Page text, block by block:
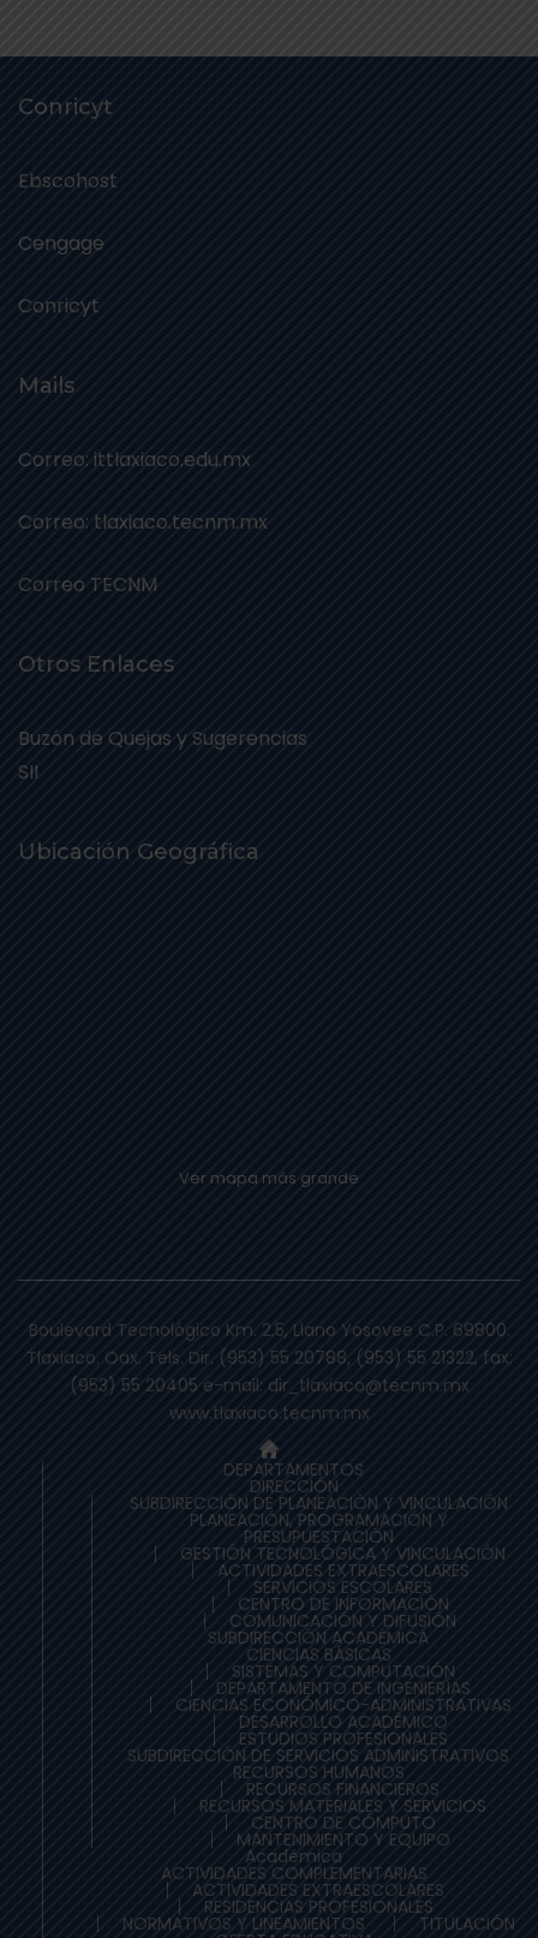
Conricyt
Ebscohost
Cengage
Conricyt
Mails
Correo: ittlaxiaco.edu.mx
Correo: tlaxiaco.tecnm.mx
Correo TECNM
Otros Enlaces
Buzón de Quejas y Sugerencias
SII
Ubicación Geográfica
Ver mapa más grande
Boulevard Tecnológico Km. 2.5, Llano Yosovee C.P. 69800.
Tlaxiaco. Oax. Tels. Dir. (953) 55 20788, (953) 55 21322, fax:
(953) 55 20405 e-mail: dir_tlaxiaco@tecnm.mx
www.tlaxiaco.tecnm.mx
DEPARTAMENTOS
DIRECCIÓN
SUBDIRECCIÓN DE PLANEACIÒN Y VINCULACIÓN
PLANEACIÓN, PROGRAMACIÓN Y
PRESUPUESTACIÓN
GESTIÓN TECNOLÓGICA Y VINCULACIÓN
ACTIVIDADES EXTRAESCOLARES
SERVICIOS ESCOLARES
CENTRO DE INFORMACIÓN
COMUNICACIÓN Y DIFUSIÓN
SUBDIRECCIÓN ACADÉMICA
CIENCIAS BÁSICAS
SISTEMAS Y COMPUTACIÓN
DEPARTAMENTO DE INGENIERÍAS
CIENCIAS ECONÓMICO-ADMINISTRATIVAS
DESARROLLO ACADÉMICO
ESTUDIOS PROFESIONALES
SUBDIRECCIÓN DE SERVICIOS ADMINISTRATIVOS
RECURSOS HUMANOS
RECURSOS FINANCIEROS
RECURSOS MATERIALES Y SERVICIOS
CENTRO DE CÓMPUTO
MANTENIMIENTO Y EQUIPO
Académica
ACTIVIDADES COMPLEMENTARIAS
ACTIVIDADES EXTRAESCOLARES
RESIDENCIAS PROFESIONALES
NORMATIVOS Y LINEAMIENTOS TITULACIÓN